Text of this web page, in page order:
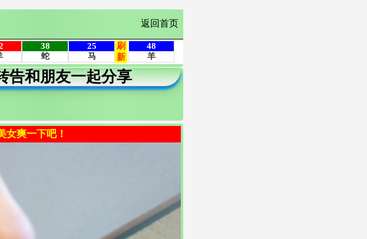
返回首页
告和朋友一起分享
女爽一下吧！